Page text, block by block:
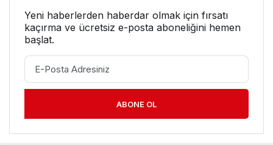
Yeni haberlerden haberdar olmak için fırsatı
kaçırma ve ücretsiz e-posta aboneliğini hemen
başlat.
ABONE OL